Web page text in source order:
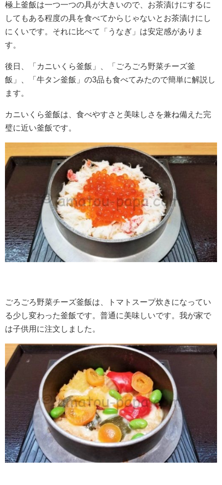
極上釜飯は一つ一つの具が大きいので、お茶漬けにするに
してもある程度の具を食べてからじゃないとお茶漬けにし
にくいです。それに比べて「うなぎ」は安定感がありま
す。
後日、「カニいくら釜飯」、「ごろごろ野菜チーズ釜
飯」、「牛タン釜飯」の3品も食べてみたので簡単に解説し
ます。
カニいくら釜飯は、食べやすさと美味しさを兼ね備えた完
璧に近い釜飯です。
ごろごろ野菜チーズ釜飯は、トマトスープ炊きになってい
る少し変わった釜飯です。普通に美味しいです。我が家で
は子供用に注文しました。